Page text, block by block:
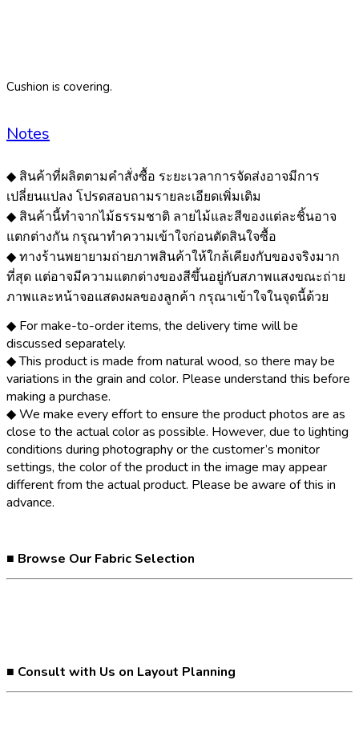
Cushion is covering.
Notes
◆ สินค้าที่ผลิตตามคำสั่งซื้อ ระยะเวลาการจัดส่งอาจมีการ
เปลี่ยนแปลง โปรดสอบถามรายละเอียดเพิ่มเติม
◆ สินค้านี้ทำจากไม้ธรรมชาติ ลายไม้และสีของแต่ละชิ้นอาจ
แตกต่างกัน กรุณาทำความเข้าใจก่อนตัดสินใจซื้อ
◆ ทางร้านพยายามถ่ายภาพสินค้าให้ใกล้เคียงกับของจริงมาก
ที่สุด แต่อาจมีความแตกต่างของสีขึ้นอยู่กับสภาพแสงขณะถ่าย
ภาพและหน้าจอแสดงผลของลูกค้า กรุณาเข้าใจในจุดนี้ด้วย
◆ For make-to-order items, the delivery time will be
discussed separately.
◆ This product is made from natural wood, so there may be
variations in the grain and color. Please understand this before
making a purchase.
◆ We make every effort to ensure the product photos are as
close to the actual color as possible. However, due to lighting
conditions during photography or the customer’s monitor
settings, the color of the product in the image may appear
different from the actual product. Please be aware of this in
advance.
■ Browse Our Fabric Selection
■ Consult with Us on Layout Planning